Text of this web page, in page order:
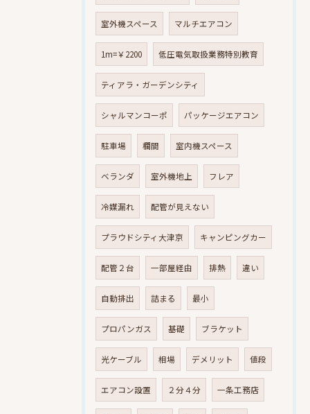
室外機スペース マルチエアコン
1m=￥2200 低圧電気取扱業務特別教育
ティアラ・ガーデンシティ
シャルマンコーポ パッケージエアコン
駐車場 欄間 室内機スペース
ベランダ 室外機地上 フレア
冷媒漏れ 配管が見えない
プラウドシティ大津京 キャンピングカー
配管２台 一部屋経由 排熱 違い
自動排出 詰まる 最小
プロパンガス 基礎 ブラケット
光ケーブル 相場 デメリット 値段
エアコン設置 ２分４分 一条工務店